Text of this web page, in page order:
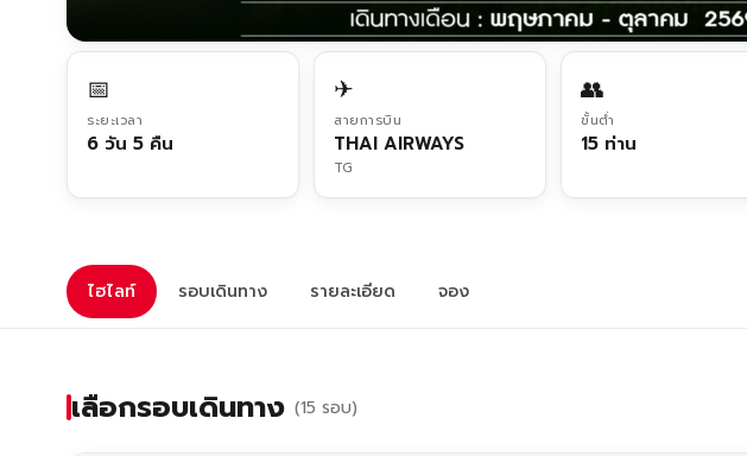
📅
ระยะเวลา
6 วัน 5 คืน
✈
สายการบิน
THAI AIRWAYS
TG
👥
ขั้นต่ำ
15 ท่าน
ไฮไลท์ รอบเดินทาง รายละเอียด จอง
เลือกรอบเดินทาง (15 รอบ)